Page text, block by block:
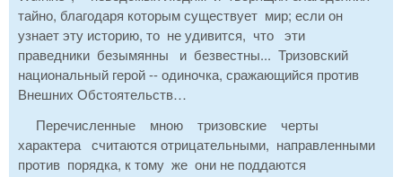
тайно, благодаря которым существует мир; если он
узнает эту историю, то не удивится, что эти
праведники безымянны и безвестны... Тризовский
национальный герой -- одиночка, сражающийся против
Внешних Обстоятельств…
Перечисленные мною тризовские черты
характера считаются отрицательными, направленными
против порядка, к тому же они не поддаются